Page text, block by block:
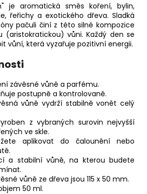
je aromatická směs koření, bylin,
řeřichy a exotického dřeva. Sladká
pačuli činí z této silné kompozice
(aristokratickou) vůni. Každý den se
vůní, která vyzařuje pozitivní energii.
závěsné vůně a parfému.
postupně a kontrolovaně.
vůně vydrží stabilně vonět celý
z vybraných surovin nejvyšší
ve skle.
aplikovat do čalounění nebo
a stabilní vůně, na kterou budete
vůně ze dřeva jsou 115 x 50 mm.
50 ml.